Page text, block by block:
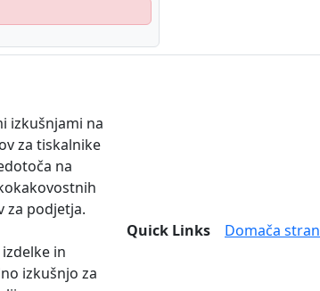
izkušnjami na
za tiskalnike
na
za podjetja.
in
izkušnjo za
Quick Links Domača stran